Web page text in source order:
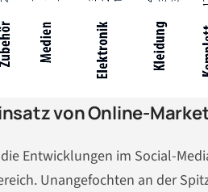
von Online-
Entwicklungen im Social-
Unangefochten an der